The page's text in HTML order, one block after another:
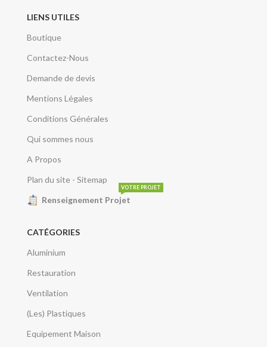
LIENS UTILES
Boutique
Contactez-Nous
Demande de devis
Mentions Légales
Conditions Générales
Qui sommes nous
A Propos
Plan du site - Sitemap
Renseignement Projet
VOTRE PROJET
CATÉGORIES
Aluminium
Restauration
Ventilation
(Les) Plastiques
Equipement Maison